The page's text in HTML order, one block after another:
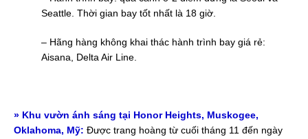
Seattle. Thời gian bay tốt nhất là 18 giờ.
– Hãng hàng không khai thác hành trình bay giá rẻ:
Aisana, Delta Air Line.
» Khu vườn ánh sáng tại Honor Heights, Muskogee,
Oklahoma, Mỹ: Được trang hoàng từ cuối tháng 11 đến ngày